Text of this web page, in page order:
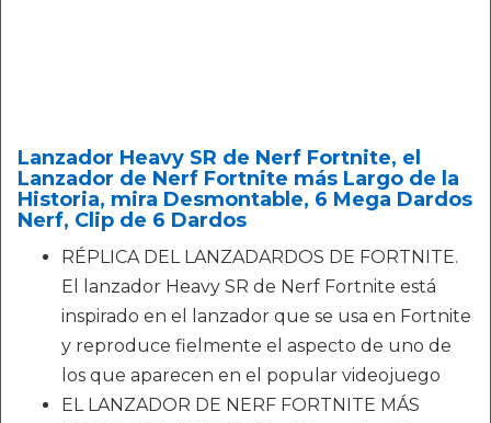
Lanzador Heavy SR de Nerf Fortnite, el
Lanzador de Nerf Fortnite más Largo de la
Historia, mira Desmontable, 6 Mega Dardos
Nerf, Clip de 6 Dardos
RÉPLICA DEL LANZADARDOS DE FORTNITE.
El lanzador Heavy SR de Nerf Fortnite está
inspirado en el lanzador que se usa en Fortnite
y reproduce fielmente el aspecto de uno de
los que aparecen en el popular videojuego
EL LANZADOR DE NERF FORTNITE MÁS